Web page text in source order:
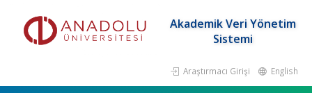
Akademik Veri Yönetim
Sistemi
Araştırmacı Girişi English